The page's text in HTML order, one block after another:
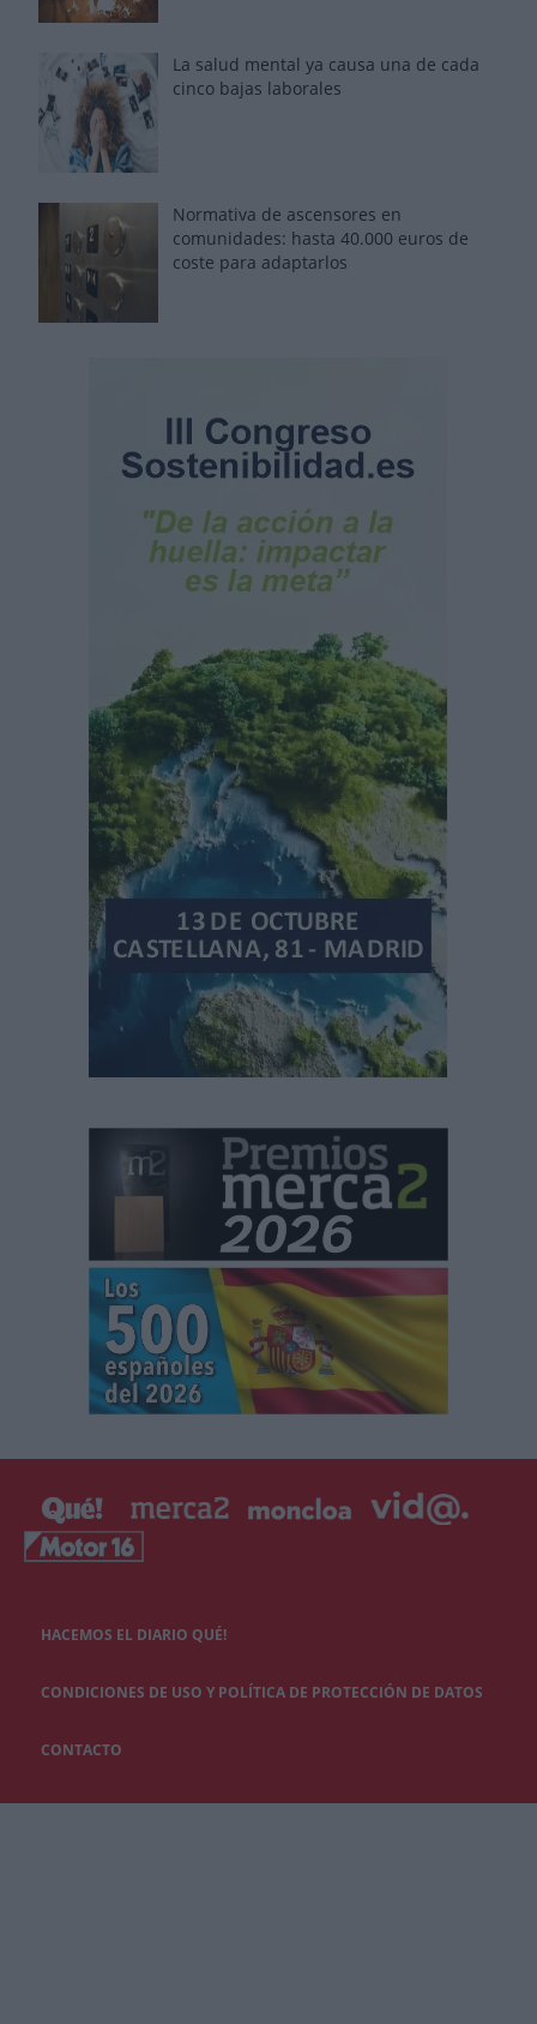
La salud mental ya causa una de cada
cinco bajas laborales
Normativa de ascensores en
comunidades: hasta 40.000 euros de
coste para adaptarlos
HACEMOS EL DIARIO QUÉ!
CONDICIONES DE USO Y POLÍTICA DE PROTECCIÓN DE DATOS
CONTACTO